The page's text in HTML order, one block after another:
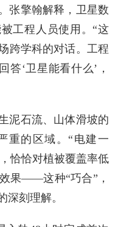
张擎翰解释，卫星数
工程人员使用。“这
跨学科的对话。工程
答‘卫星能看什么’，
泥石流、山体滑坡的
重的区域。“电建一
恰恰对植被覆盖率低
果——这种“巧合”，
深刻理解。